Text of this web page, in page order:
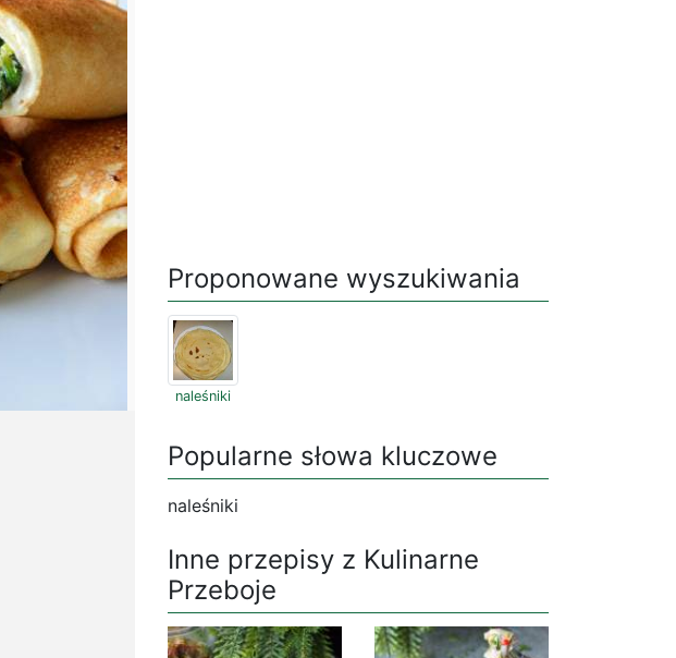
Proponowane wyszukiwania
naleśniki
Popularne słowa kluczowe
naleśniki
Inne przepisy z Kulinarne
Przeboje